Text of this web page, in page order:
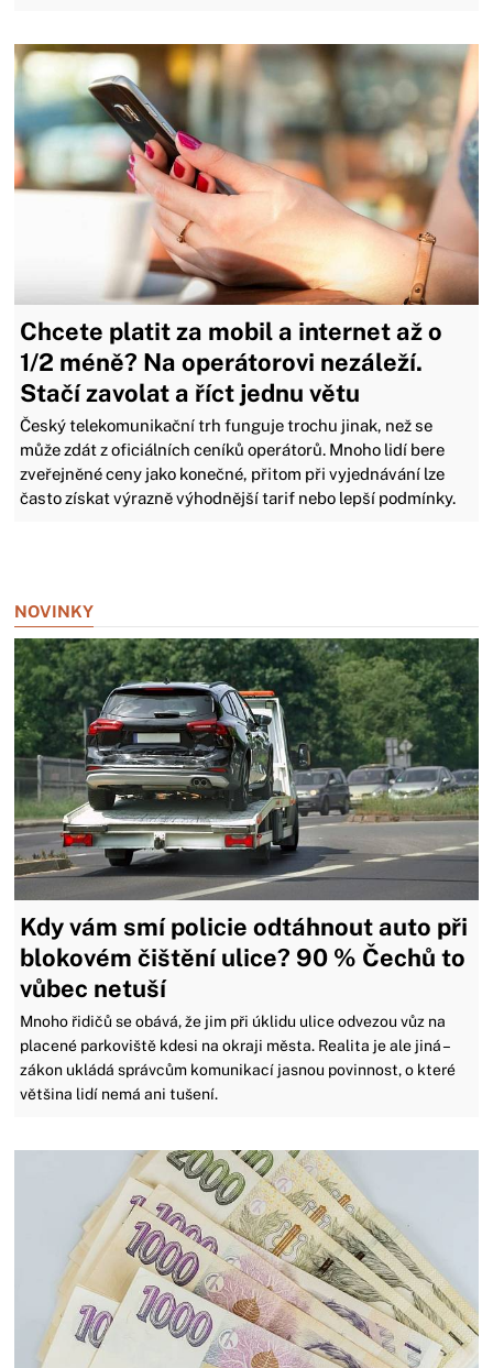
Chcete platit za mobil a internet až o
1/2 méně? Na operátorovi nezáleží.
Stačí zavolat a říct jednu větu
Český telekomunikační trh funguje trochu jinak, než se
může zdát z oficiálních ceníků operátorů. Mnoho lidí bere
zveřejněné ceny jako konečné, přitom při vyjednávání lze
často získat výrazně výhodnější tarif nebo lepší podmínky.
NOVINKY
Kdy vám smí policie odtáhnout auto při
blokovém čištění ulice? 90 % Čechů to
vůbec netuší
Mnoho řidičů se obává, že jim při úklidu ulice odvezou vůz na
placené parkoviště kdesi na okraji města. Realita je ale jiná –
zákon ukládá správcům komunikací jasnou povinnost, o které
většina lidí nemá ani tušení.